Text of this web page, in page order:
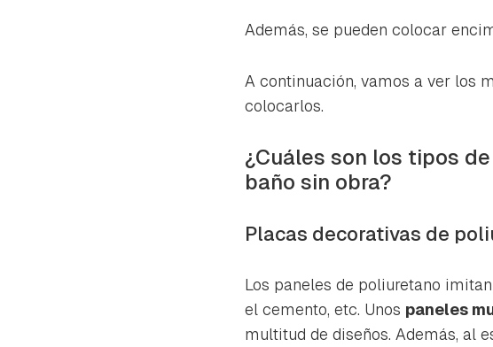
Además, se pueden colocar
A continuación, vamos a ver los
colocarlos.
¿Cuáles son los tipos
baño sin obra?
Placas decorativas de
Los paneles de poliuretano
el cemento, etc. Unos paneles
multitud de diseños. Además, al